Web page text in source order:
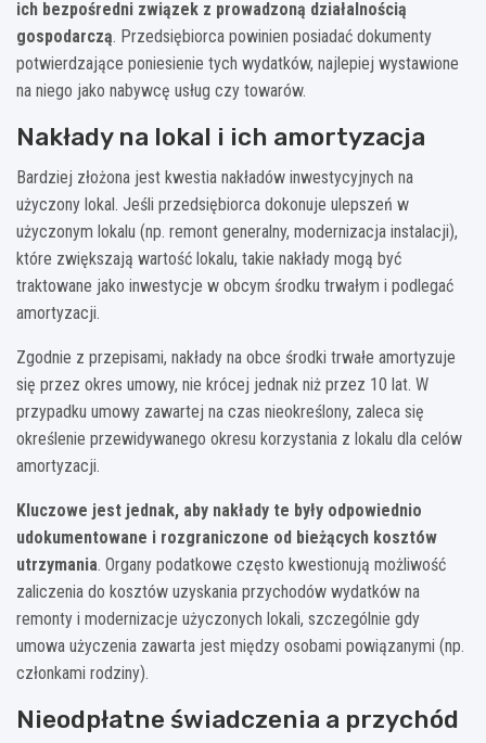
ich bezpośredni związek z prowadzoną działalnością
gospodarczą. Przedsiębiorca powinien posiadać dokumenty
potwierdzające poniesienie tych wydatków, najlepiej wystawione
na niego jako nabywcę usług czy towarów.
Nakłady na lokal i ich amortyzacja
Bardziej złożona jest kwestia nakładów inwestycyjnych na
użyczony lokal. Jeśli przedsiębiorca dokonuje ulepszeń w
użyczonym lokalu (np. remont generalny, modernizacja instalacji),
które zwiększają wartość lokalu, takie nakłady mogą być
traktowane jako inwestycje w obcym środku trwałym i podlegać
amortyzacji.
Zgodnie z przepisami, nakłady na obce środki trwałe amortyzuje
się przez okres umowy, nie krócej jednak niż przez 10 lat. W
przypadku umowy zawartej na czas nieokreślony, zaleca się
określenie przewidywanego okresu korzystania z lokalu dla celów
amortyzacji.
Kluczowe jest jednak, aby nakłady te były odpowiednio
udokumentowane i rozgraniczone od bieżących kosztów
utrzymania. Organy podatkowe często kwestionują możliwość
zaliczenia do kosztów uzyskania przychodów wydatków na
remonty i modernizacje użyczonych lokali, szczególnie gdy
umowa użyczenia zawarta jest między osobami powiązanymi (np.
członkami rodziny).
Nieodpłatne świadczenia a przychód